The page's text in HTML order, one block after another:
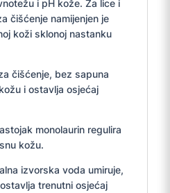
i pH kože. Za lice i
čišćenje namijenjen je
koži sklonoj nastanku
čišćenje, bez sapuna
i ostavlja osjećaj
monolaurin regulira
kožu.
izvorska voda umiruje,
trenutni osjećaj